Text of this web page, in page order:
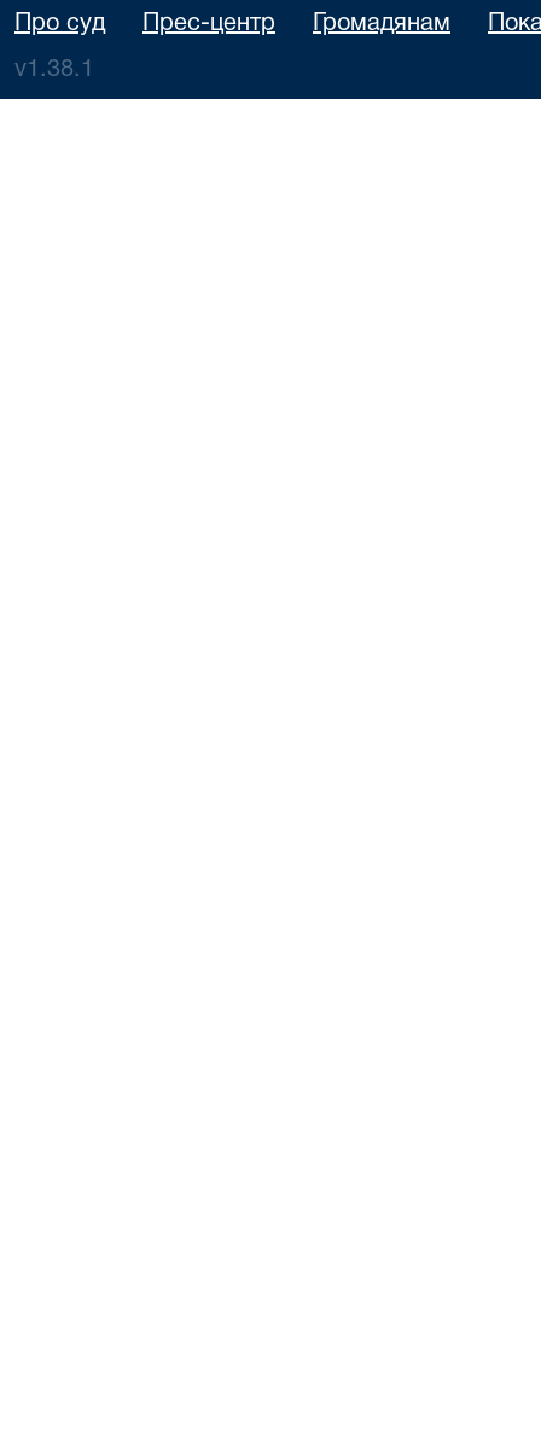
Про суд Прес-центр Громадянам
v1.38.1